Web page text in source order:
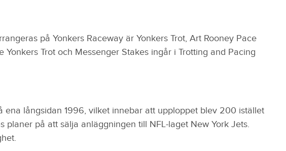
på Yonkers Raceway är Yonkers Trot, Art Rooney Pace
Yonkers Trot och Messenger Stakes ingår i Trotting and Pacing
ena långsidan 1996, vilket innebar att upploppet blev 200 istället
planer på att sälja anläggningen till NFL-laget New York Jets.